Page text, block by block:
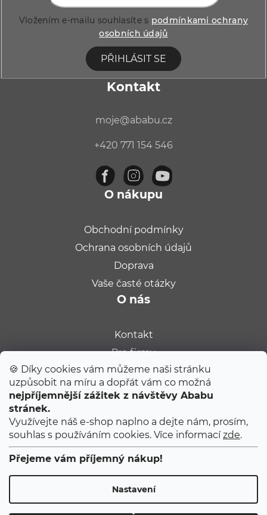
🍪 Díky cookies vám můžeme naši stránku
uzpůsobit na míru a dopřát vám co možná
nejpříjemnější zážitek z návštěvy Ababu
stránek.
Využívejte náš e-shop naplno a dejte nám, prosím,
souhlas s používáním cookies. Více informacízde.
Přejeme vám příjemný nákup!
Nastavení
Vložením e-mailu souhlasíte s podmínkami ochrany
osobních údajů
PŘIHLÁSIT SE
Kontakt
moje@ababu.cz
+420 771 154 546
O nákupu
Obchodní podmínky
Ochrana osobních údajů
Doprava
Vaše časté otázky
O nás
Kontakt
Pro firmy
Velkoobchod
Kariéra
Populární na blogu
Tipy od Jitky do porodnice
Ty úplně první narozeniny
První 2 měsíce s miminkem
Copyright 2026ABABU. Všechna práva vyhrazena.